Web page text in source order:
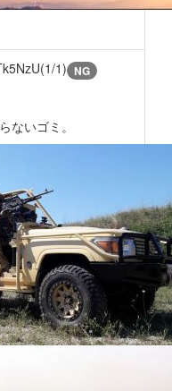
1) NG
ないゴミ。